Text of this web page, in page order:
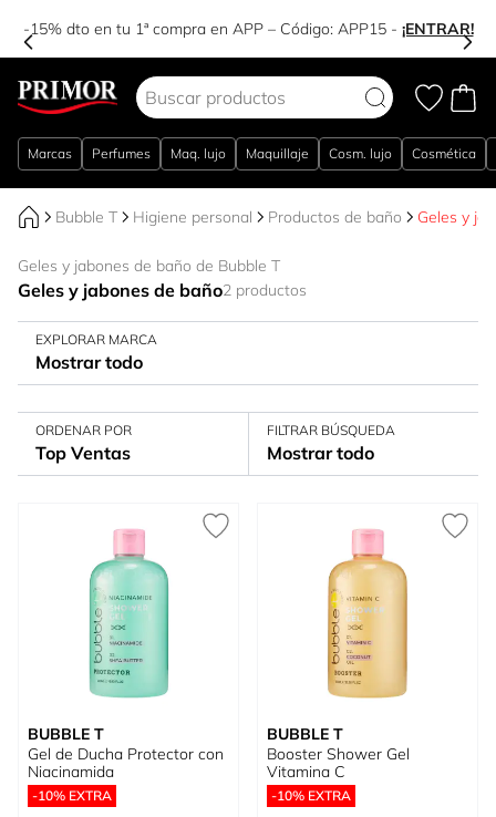
-15% dto en tu 1ª compra en APP – Código: APP15- ¡ENTRAR!
Marcas Perfumes Maq. lujo Maquillaje Cosm. lujo Cosmética
Bubble T Higiene personal Productos de baño Geles y
Geles y jabones de baño de Bubble T
Geles y jabones de baño2 productos
EXPLORAR MARCA
Mostrar todo
ORDENAR POR
Top Ventas
FILTRAR BÚSQUEDA
Mostrar todo
BUBBLE T
Gel de Ducha Protector con
Niacinamida
-10% EXTRA
BUBBLE T
Booster Shower Gel
Vitamina C
-10% EXTRA